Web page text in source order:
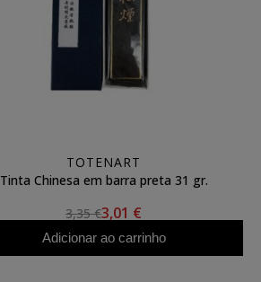
TOTENART
Tinta Chinesa em barra preta 31 gr.
3,35 €3,01 €
Adicionar ao carrinho